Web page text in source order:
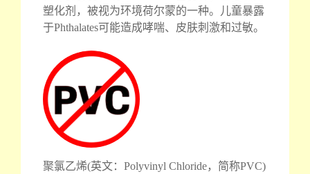
塑化剂，被视为环境荷尔蒙的一种。儿童暴露
于Phthalates可能造成哮喘、皮肤刺激和过敏。
聚氯乙烯(英文：Polyvinyl Chloride，简称PVC)